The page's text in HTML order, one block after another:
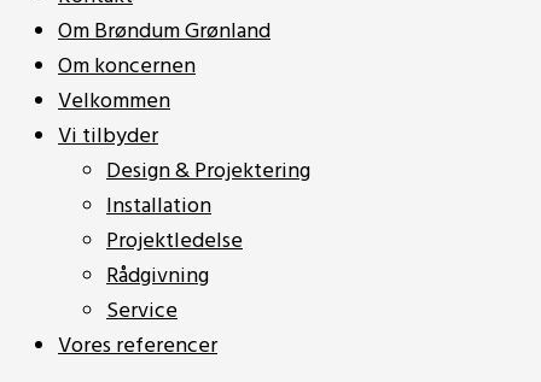
Om Brøndum Grønland
Om koncernen
Velkommen
Vi tilbyder
Design & Projektering
Installation
Projektledelse
Rådgivning
Service
Vores referencer